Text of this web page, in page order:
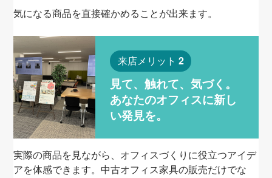
気になる商品を直接確かめることが出来ます。
来店メリット 2
見て、触れて、気づく。
あなたのオフィスに新し
い発見を。
実際の商品を見ながら、オフィスづくりに役立つアイデ
アを体感できます。中古オフィス家具の販売だけでな